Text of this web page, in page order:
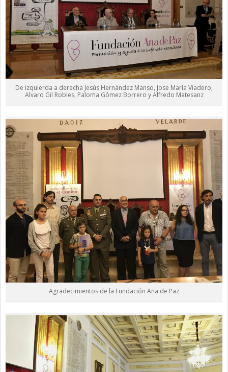
De izquierda a derecha Jesús Hernández Manso, Jose María Viadero,
Alvaro Gil Robles, Paloma Gómez Borrero y Alfredo Matesanz
Agradecimientos de la Fundación Ana de Paz